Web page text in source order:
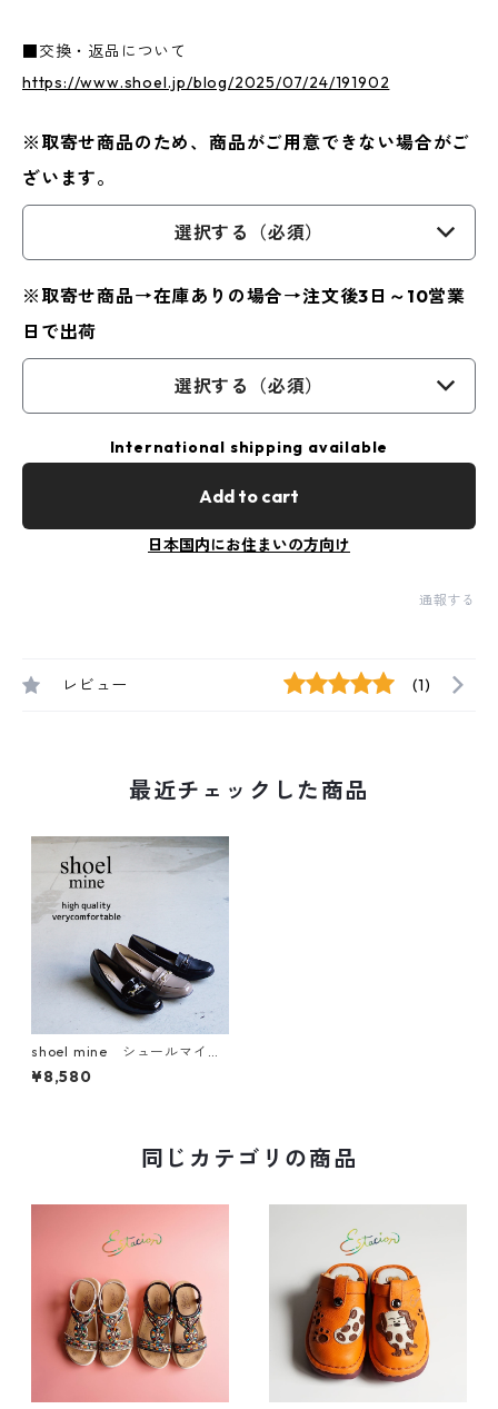
■交換・返品について
https://www.shoel.jp/blog/2025/07/24/191902
※取寄せ商品のため、商品がご用意できない場合がご
ざいます。
選択する（必須）
※取寄せ商品→在庫ありの場合→注文後3日～10営業
日で出荷
選択する（必須）
International shipping available
Add to cart
日本国内にお住まいの方向け
通報する
レビュー (1)
最近チェックした商品
shoel mine シュールマイ
ン ビットモチーフレインパ
ンプス U18199
¥8,580
同じカテゴリの商品